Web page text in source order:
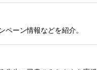
ーン情報などを紹介。